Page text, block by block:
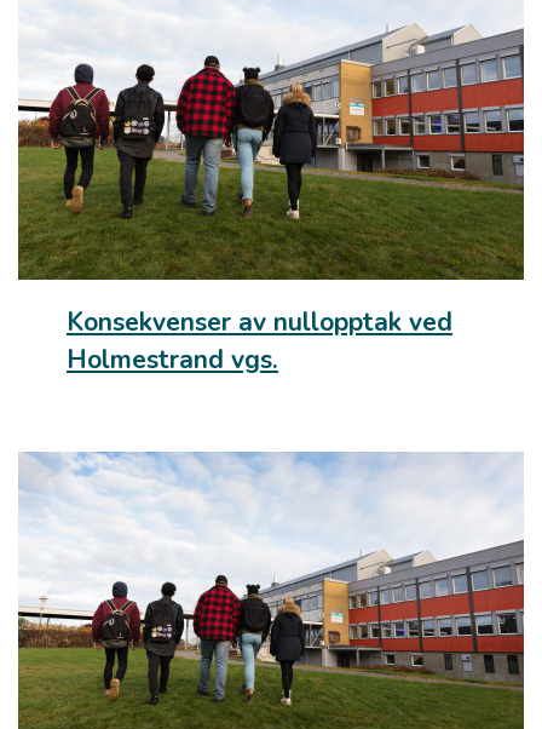
Konsekvenser av nullopptak ved
Holmestrand vgs.